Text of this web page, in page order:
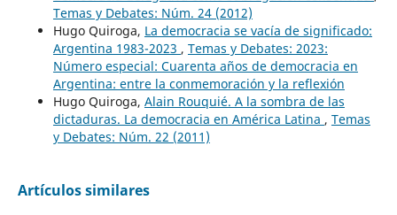
Temas y Debates: Núm. 24 (2012)
Hugo Quiroga, La democracia se vacía de significado:
Argentina 1983-2023 , Temas y Debates: 2023:
Número especial: Cuarenta años de democracia en
Argentina: entre la conmemoración y la reflexión
Hugo Quiroga, Alain Rouquié. A la sombra de las
dictaduras. La democracia en América Latina , Temas
y Debates: Núm. 22 (2011)
Artículos similares